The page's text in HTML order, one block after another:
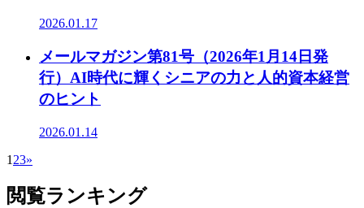
2026.01.17
メールマガジン第81号（2026年1月14日発
行）AI時代に輝くシニアの力と人的資本経営
のヒント
2026.01.14
1 23»
閲覧ランキング